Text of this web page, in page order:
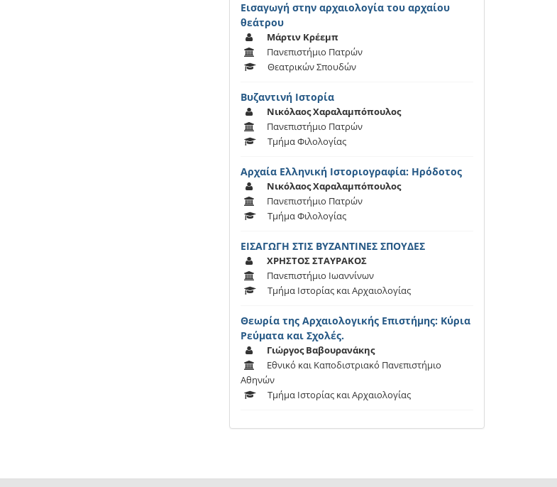
Εισαγωγή στην αρχαιολογία του αρχαίου
θεάτρου
Μάρτιν Κρέεμπ
Πανεπιστήμιο Πατρών
Θεατρικών Σπουδών
Βυζαντινή Ιστορία
Νικόλαος Χαραλαμπόπουλος
Πανεπιστήμιο Πατρών
Τμήμα Φιλολογίας
Αρχαία Ελληνική Ιστοριογραφία: Ηρόδοτος
Νικόλαος Χαραλαμπόπουλος
Πανεπιστήμιο Πατρών
Τμήμα Φιλολογίας
ΕΙΣΑΓΩΓΗ ΣΤΙΣ ΒΥΖΑΝΤΙΝΕΣ ΣΠΟΥΔΕΣ
ΧΡΗΣΤΟΣ ΣΤΑΥΡΑΚΟΣ
Πανεπιστήμιο Ιωαννίνων
Τμήμα Ιστορίας και Αρχαιολογίας
Θεωρία της Αρχαιολογικής Επιστήμης: Κύρια
Ρεύματα και Σχολές.
Γιώργος Βαβουρανάκης
Εθνικό και Καποδιστριακό Πανεπιστήμιο
Αθηνών
Τμήμα Ιστορίας και Αρχαιολογίας